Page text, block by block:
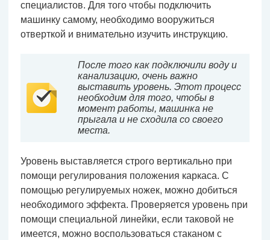
специалистов. Для того чтобы подключить
машинку самому, необходимо вооружиться
отверткой и внимательно изучить инструкцию.
После того как подключили воду и
канализацию, очень важно
выставить уровень. Этот процесс
необходим для того, чтобы в
момент работы, машинка не
прыгала и не сходила со своего
места.
Уровень выставляется строго вертикально при
помощи регулирования положения каркаса. С
помощью регулируемых ножек, можно добиться
необходимого эффекта. Проверяется уровень при
помощи специальной линейки, если таковой не
имеется, можно воспользоваться стаканом с